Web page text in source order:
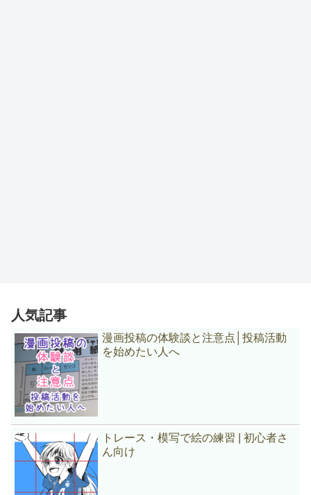
人気記事
漫画投稿の体験談と注意点│投稿活動
を始めたい人へ
トレース・模写で絵の練習 | 初心者さ
ん向け